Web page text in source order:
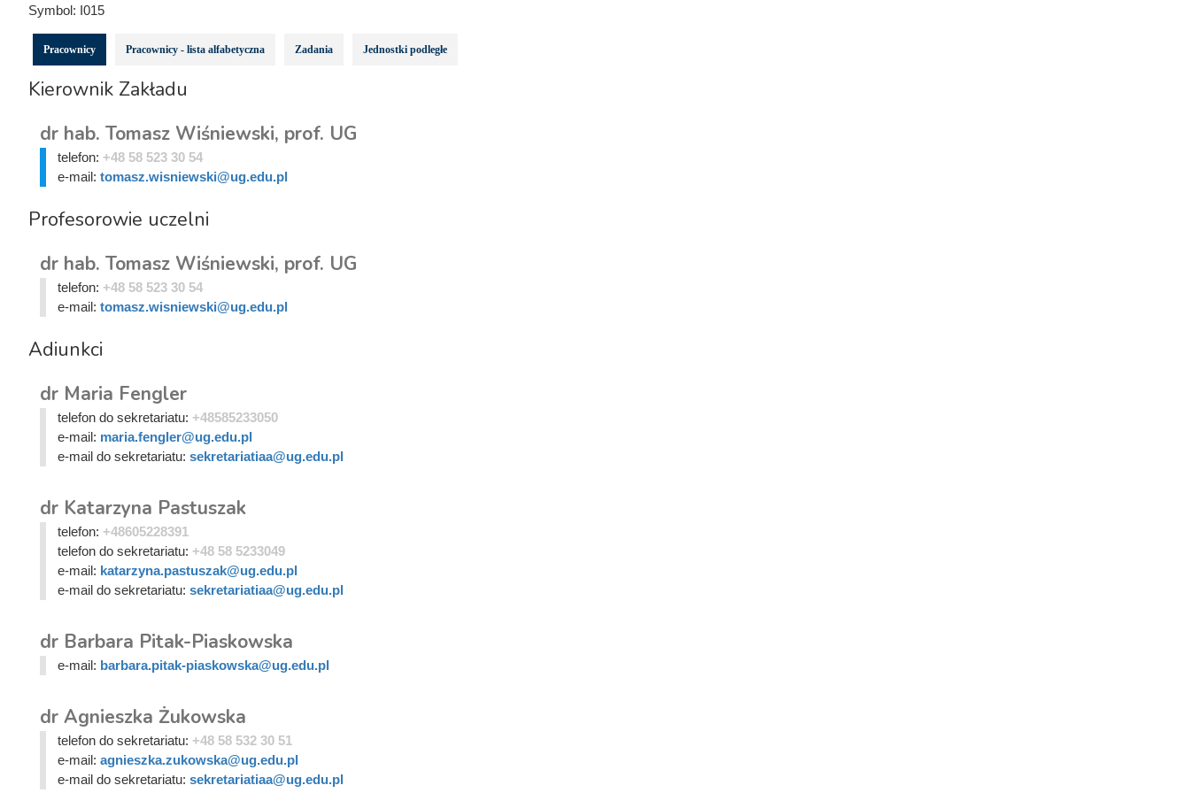
Symbol: I015
Pracownicy Pracownicy - lista alfabetyczna Zadania Jednostki podległe
Kierownik Zakładu
dr hab. Tomasz Wiśniewski, prof. UG
telefon: +48 58 523 30 54
e-mail: tomasz.wisniewski@ug.edu.pl
Profesorowie uczelni
dr hab. Tomasz Wiśniewski, prof. UG
telefon: +48 58 523 30 54
e-mail: tomasz.wisniewski@ug.edu.pl
Adiunkci
dr Maria Fengler
telefon do sekretariatu: +48585233050
e-mail: maria.fengler@ug.edu.pl
e-mail do sekretariatu: sekretariatiaa@ug.edu.pl
dr Katarzyna Pastuszak
telefon: +48605228391
telefon do sekretariatu: +48 58 5233049
e-mail: katarzyna.pastuszak@ug.edu.pl
e-mail do sekretariatu: sekretariatiaa@ug.edu.pl
dr Barbara Pitak-Piaskowska
e-mail: barbara.pitak-piaskowska@ug.edu.pl
dr Agnieszka Żukowska
telefon do sekretariatu: +48 58 532 30 51
e-mail: agnieszka.zukowska@ug.edu.pl
e-mail do sekretariatu: sekretariatiaa@ug.edu.pl